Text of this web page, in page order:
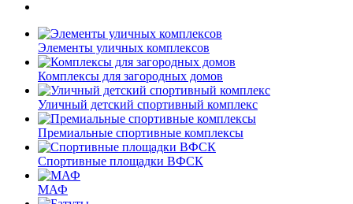
Элементы уличных комплексов
Комплексы для загородных домов
Уличный детский спортивный комплекс
Премиальные спортивные комплексы
Спортивные площадки ВФСК
МАФ